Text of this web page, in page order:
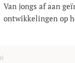
Van jongs af aan
ontwikkelingen op